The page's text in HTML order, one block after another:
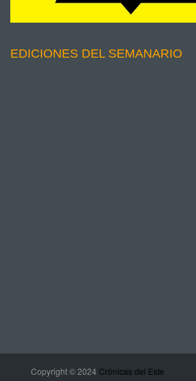
EDICIONES DEL SEMANARIO
Copyright © 2024 Crónicas del Este